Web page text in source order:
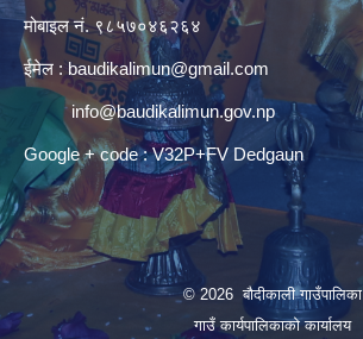
मोबाइल नं. ९८५७०४६२६४
ईमेल : baudikalimun@gmail.com
info@baudikalimun.gov.np
Google + code : V32P+FV Dedgaun
© 2026 बौदीकाली गाउँपालिका
गाउँ कार्यपालिकाको कार्यालय